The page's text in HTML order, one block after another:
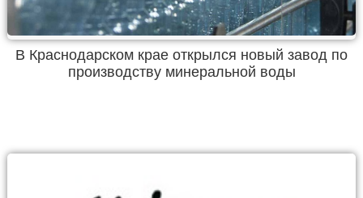
В Краснодарском крае открылся новый завод по
производству минеральной воды